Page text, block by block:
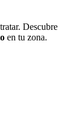
Descubre
en tu zona.